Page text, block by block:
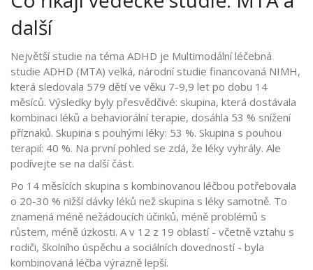
další
Největší studie na téma ADHD je Multimodální léčebná
studie ADHD (MTA) velká, národní studie financovaná NIMH,
která sledovala 579 dětí ve věku 7-9,9 let po dobu 14
měsíců. Výsledky byly přesvědčivé: skupina, která dostávala
kombinaci léků a behaviorální terapie, dosáhla 53 % snížení
příznaků. Skupina s pouhými léky: 53 %. Skupina s pouhou
terapií: 40 %. Na první pohled se zdá, že léky vyhrály. Ale
podívejte se na další část.
Po 14 měsících skupina s kombinovanou léčbou potřebovala
o 20-30 % nižší dávky léků než skupina s léky samotně. To
znamená méně nežádoucích účinků, méně problémů s
růstem, méně úzkosti. A v 12 z 19 oblastí - včetně vztahu s
rodiči, školního úspěchu a sociálních dovedností - byla
kombinovaná léčba výrazně lepší.